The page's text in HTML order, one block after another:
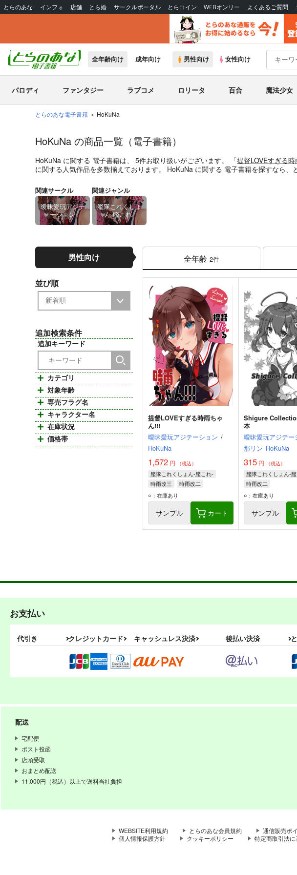
とらのあな インフォ 店舗 とら婚 サークルポータル とらコイン WEBオンリー よくあるご質問
全年齢向け 成年向け 男性向け 女性向け
パロディ ファンタジー ラブコメ ロリータ 百合 魔法少女
とらのあな電子書籍 HoKuNa
HoKuNa の商品一覧（電子書籍）
HoKuNa に関する 電子書籍は、 5件お取り扱いがございます。 「提督LOVEすぎる
に関する人気作品を多数揃えております。 HoKuNa に関する 電子書籍を探すなら、
関連サークル
曖昧愛玩アジテ
ーション
関連ジャンル
艦隊これくしょ
ん-艦これ-
男性向け
並び順
追加検索条件
追加キーワード
カテゴリ
対象年齢
専売フラグ名
キャラクター名
在庫状況
価格帯
全年齢 2件
提督LOVEすぎる時雨ちゃ
ん!!!
曖昧愛玩アジテーション /
HoKuNa
1,572 円 （税込）
艦隊これくしょん-艦これ-
時雨改三
時雨改二
○：在庫あり
サンプル カート
Shigure
本
曖昧愛玩アジテー
那リン HoKuNa
315円 （税込）
艦隊これくしょん-
時雨改二
○：在庫あり
サンプル
お支払い
代引き クレジットカード キャッシュレス決済 後払い決済
配送
宅配便
ポスト投函
店頭受取
おまとめ配送
11,000円（税込）以上で送料当社負担
WEBSITE利用規約 とらのあな会員規約 通信販売ポ
個人情報保護方針
クッキーポリシー 特定商取引法